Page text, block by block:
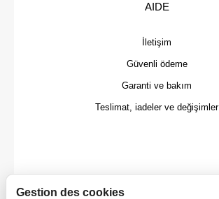
AIDE
İletişim
Güvenli ödeme
Garanti ve bakım
Teslimat, iadeler ve değişimler
Gestion des cookies